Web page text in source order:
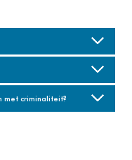
met criminaliteit?